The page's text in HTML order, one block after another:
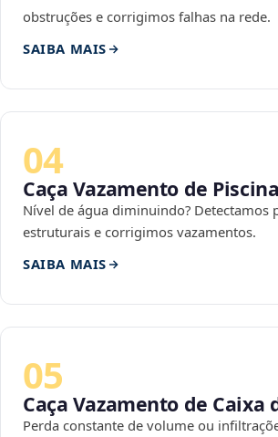
obstruções e corrigimos falhas na rede.
SAIBA MAIS
04
Caça Vazamento de Piscina
Nível de água diminuindo? Detectamos
estruturais e corrigimos vazamentos.
SAIBA MAIS
05
Caça Vazamento de Caixa
Perda constante de volume ou